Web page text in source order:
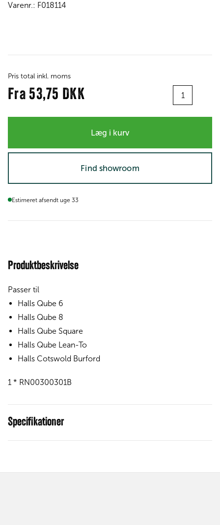
Varenr.: F018114
Pris total inkl. moms
Fra 53,75 DKK
Læg i kurv
Find showroom
Estimeret afsendt uge 33
Produktbeskrivelse
Passer til
Halls Qube 6
Halls Qube 8
Halls Qube Square
Halls Qube Lean-To
Halls Cotswold Burford
1 * RN00300301B
Specifikationer